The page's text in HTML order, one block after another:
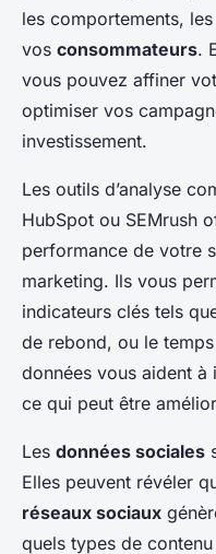
les comportements,
vos consommateurs.
vous pouvez affiner
optimiser vos
investissement.
Les outils d’analyse
HubSpot ou SEMrush
performance de votre
marketing. Ils vous
indicateurs clés tels
de rebond, ou le
données vous aident
ce qui peut être
Les données sociales
Elles peuvent révéler
réseaux sociaux
quels types de